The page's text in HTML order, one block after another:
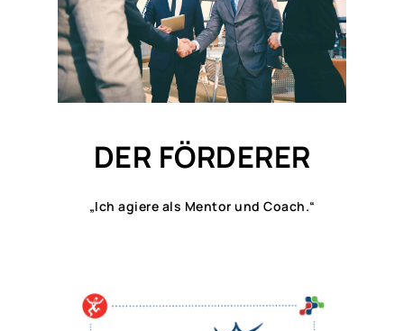
DER FÖRDERER
„Ich agiere als Mentor und Coach.“